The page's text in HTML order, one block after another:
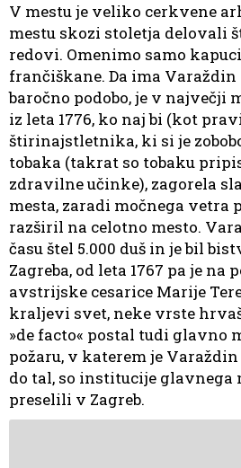
V mestu je veliko cerkvene
mestu skozi stoletja delovali
redovi. Omenimo samo
frančiškane. Da ima
baročno podobo, je v največji
iz leta 1776, ko naj bi (kot
štirinajstletnika, ki si je
tobaka (takrat so tobaku
zdravilne učinke), zagorela
mesta, zaradi močnega vetra
razširil na celotno mesto.
času štel 5.000 duš in je bil
Zagreba, od leta 1767 pa je na
avstrijske cesarice Marije
kraljevi svet, neke vrste
»de facto« postal tudi glavno
požaru, v katerem je
do tal, so institucije glavnega
preselili v Zagreb.